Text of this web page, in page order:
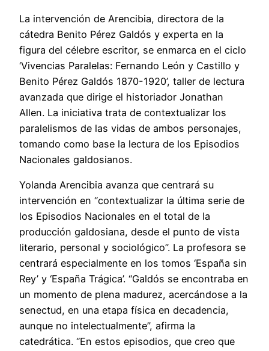
La intervención de Arencibia, directora de la
cátedra Benito Pérez Galdós y experta en la
figura del célebre escritor, se enmarca en el ciclo
‘Vivencias Paralelas: Fernando León y Castillo y
Benito Pérez Galdós 1870-1920’, taller de lectura
avanzada que dirige el historiador Jonathan
Allen. La iniciativa trata de contextualizar los
paralelismos de las vidas de ambos personajes,
tomando como base la lectura de los Episodios
Nacionales galdosianos.
Yolanda Arencibia avanza que centrará su
intervención en “contextualizar la última serie de
los Episodios Nacionales en el total de la
producción galdosiana, desde el punto de vista
literario, personal y sociológico”. La profesora se
centrará especialmente en los tomos ‘España sin
Rey’ y ‘España Trágica’. “Galdós se encontraba en
un momento de plena madurez, acercándose a la
senectud, en una etapa física en decadencia,
aunque no intelectualmente”, afirma la
catedrática. “En estos episodios, que creo que